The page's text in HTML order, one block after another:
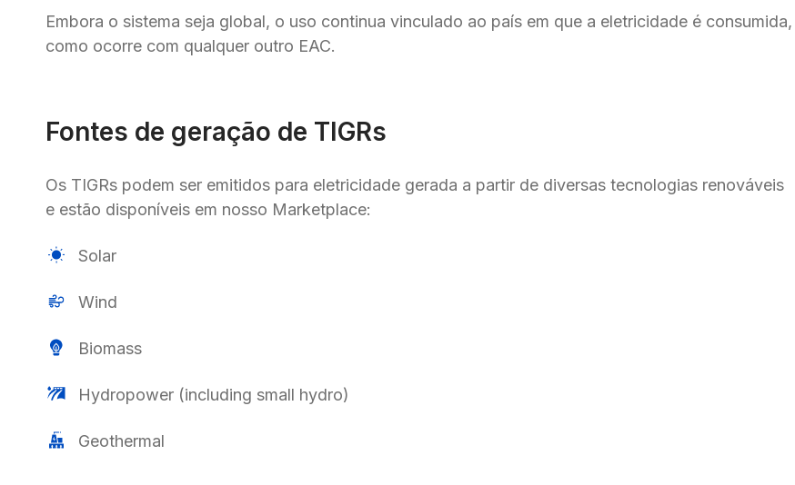
Embora o sistema seja global, o uso continua vinculado ao país em que a eletricidade é consumida,
como ocorre com qualquer outro EAC.
Fontes de geração de TIGRs
Os TIGRs podem ser emitidos para eletricidade gerada a partir de diversas tecnologias renováveis
e estão disponíveis em nosso Marketplace:
Solar
Wind
Biomass
Hydropower (including small hydro)
Geothermal